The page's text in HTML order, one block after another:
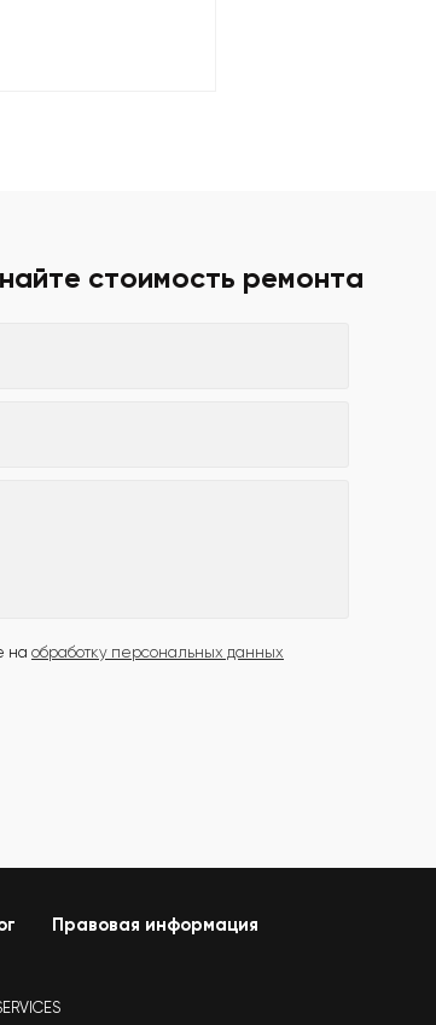
стоимость ремонта
на обработку персональных данных
Правовая информация